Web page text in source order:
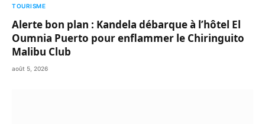
TOURISME
Alerte bon plan : Kandela débarque à l’hôtel El
Oumnia Puerto pour enflammer le Chiringuito
Malibu Club
août 5, 2026